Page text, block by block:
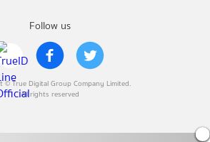
Follow us
© True Digital Group Company Limited.
All rights reserved